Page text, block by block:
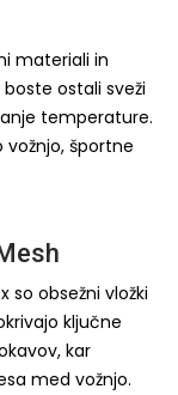
materiali in
ostali sveži
temperature.
športne
so obsežni vložki
ključne
kar
med vožnjo.